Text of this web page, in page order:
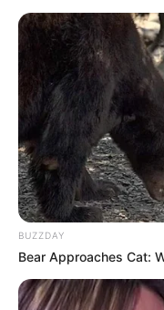
BUZZDAY
Bear Approaches Cat: